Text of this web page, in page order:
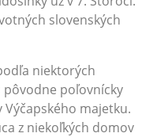
slovenských
niektorých
poľovnícky
majetku.
z niekoľkých domov